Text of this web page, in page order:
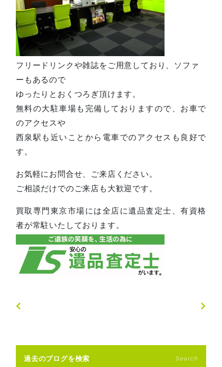
フリードリンクや雑誌をご用意しており、ソファ
ーもあるので
ゆったりとおくつろぎ頂けます。
無料の大駐車場も完備しておりますので、お車で
のアクセスや
西泉駅も近いことから電車でのアクセスも良好で
す。
お気軽にお問合せ、ご来店ください。
ご相談だけでのご来店も大歓迎です。
買取専門東京市場には全店に遺品査定士、有資格
者が常駐いたしております。
過去のブログを検索 Search